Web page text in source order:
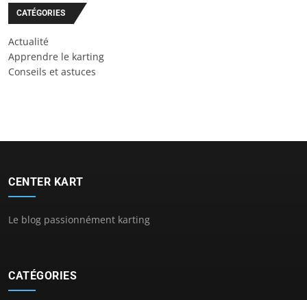
CATÉGORIES
Actualité
Apprendre le karting
Conseils et astuces
CENTER KART
Le blog passionnément karting
CATÉGORIES